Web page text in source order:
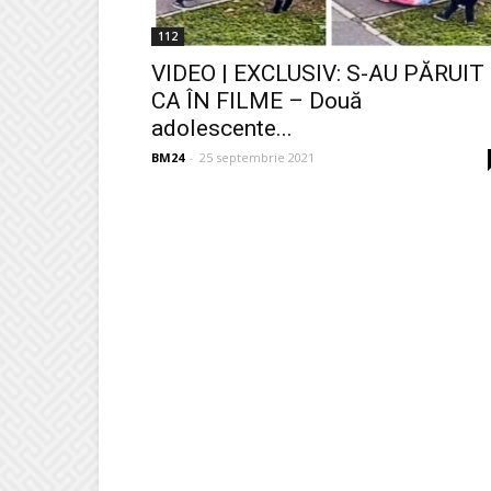
112
VIDEO | EXCLUSIV: S-AU PĂRUIT
CA ÎN FILME – Două
adolescente...
BM24 - 25 septembrie 2021